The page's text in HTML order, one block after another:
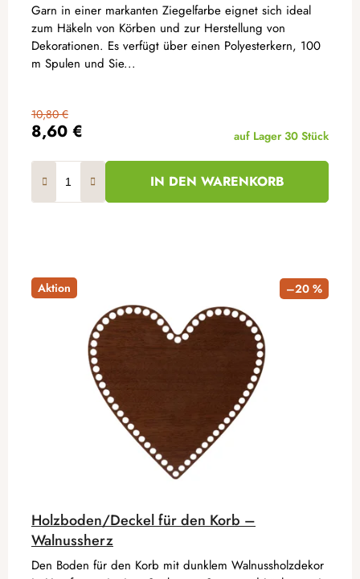
8,60 €
10,80 €
auf Lager 30 Stück
IN DEN WARENKORB
Garn in einer markanten Ziegelfarbe eignet sich ideal
zum Häkeln von Körben und zur Herstellung von
Dekorationen. Es verfügt über einen Polyesterkern, 100
m Spulen und Sie...
Aktion –20 %
Holzboden/Deckel für den Korb –
Walnussherz
Den Boden für den Korb mit dunklem Walnussholzdekor